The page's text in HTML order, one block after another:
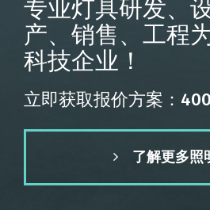
专业灯具研发、
产、销售、工程
科技企业！
立即获取报价方案：
了解更多照